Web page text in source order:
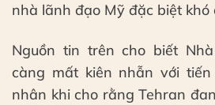
nhà lãnh đạo Mỹ đặc biệt khó
Nguồn tin trên cho biết
càng mất kiên nhẫn với
nhân khi cho rằng Tehran